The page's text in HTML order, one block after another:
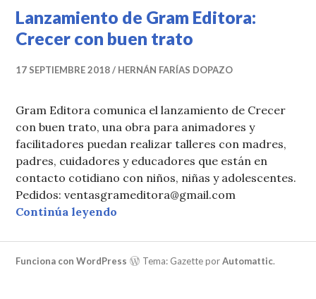
Lanzamiento de Gram Editora:
Crecer con buen trato
17 SEPTIEMBRE 2018 HERNÁN FARÍAS DOPAZO
Gram Editora comunica el lanzamiento de Crecer
con buen trato, una obra para animadores y
facilitadores puedan realizar talleres con madres,
padres, cuidadores y educadores que están en
contacto cotidiano con niños, niñas y adolescentes.
Pedidos: ventasgrameditora@gmail.com
Continúa leyendo
Funciona con WordPress Tema: Gazette porAutomattic.